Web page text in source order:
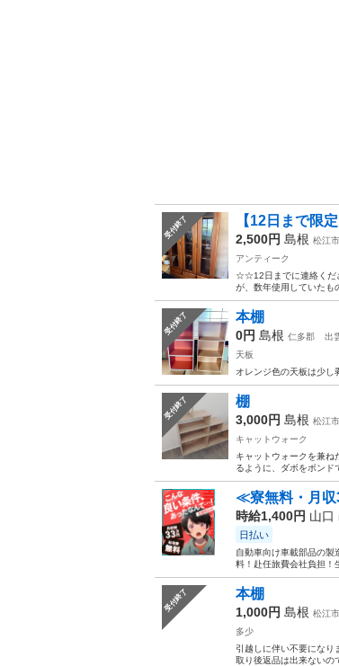
受付終了 【12日まで限
2,500円 島根 松江市
アンティーク
☆☆12日までに連絡くだ
が、数年使用していたも
受付終了 本棚
0円 島根 仁多郡 出
天板
オレンジ色の天板は少し
受付終了 棚
3,000円 島根 松江市
キャットウォーク
キャットウォークを兼ね
るように、ダボをボンド
≪寮無料・月収
時給1,400円 山口
日払い
自動車向け車載部品の
料！赴任旅費会社負担！
受付終了 本棚
1,000円 島根 松江市
多少
引越しに伴い不要にな
取り後返品は出来ないの